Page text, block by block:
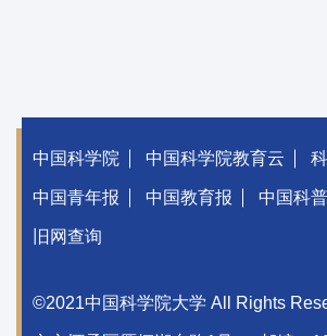
中国科学院 中国科学院教育云
中国青年报 中国教育报 中国科
旧网查询
©2021中国科学院大学 All Rights